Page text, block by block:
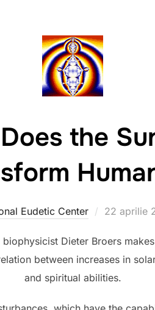
the
Eudetic Center
Publicat
22 aprilie
Dieter Broers
between increases in
and spiritual abilities.